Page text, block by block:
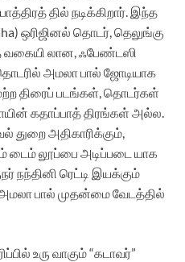
தில் நடிக்கிறார். இந்த
ஒரிஜினல் தொடர், தெலுங்கு
வகையி லான, ஃபேண்டஸி
அமலா பால் ஜோடியாக
மற்ற திரைப் படங்கள், தொடர்கள்
கதாப்பாத் திரங்கள் அல்ல.
அதிகாரிக்கும்,
டைம் லூப்பை அடிப்படை யாக
நந்தினி ரெட்டி இயக்கும்
அமலா பால் முதன்மை வேடத்தில்
உரு வாகும் “கடாவர்”